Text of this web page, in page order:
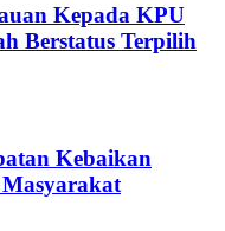
Kepada KPU
Berstatus Terpilih
Kebaikan